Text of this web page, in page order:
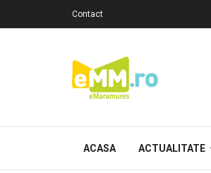
Contact
ACASA ACTUALITATE